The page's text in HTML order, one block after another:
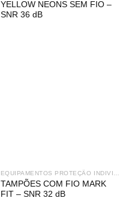
YELLOW NEONS SEM FIO –
SNR 36 dB
EQUIPAMENTOS PROTEÇÃO INDIVIDUAL
TAMPÕES COM FIO MARK
FIT – SNR 32 dB